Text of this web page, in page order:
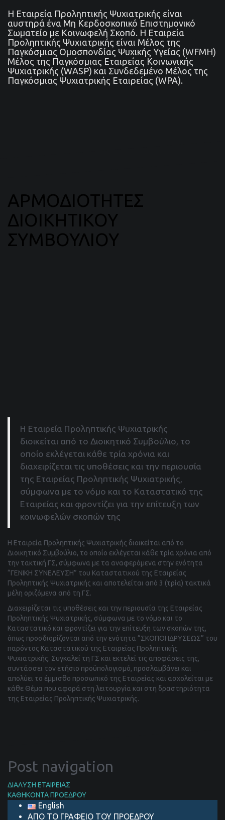
Η Εταιρεία Προληπτικής Ψυχιατρικής είναι
αυστηρά ένα Μη Κερδοσκοπικό Επιστημονικό
Σωματείο με Κοινωφελή Σκοπό. Η Εταιρεία
Προληπτικής Ψυχιατρικής είναι Μέλος της
Παγκόσμιας Ομοσπονδίας Ψυχικής Υγείας (WFMH)
Μέλος της Παγκόσμιας Εταιρείας Κοινωνικής
Ψυχιατρικής (WASP) και Συνδεδεμένο Μέλος της
Παγκόσμιας Ψυχιατρικής Εταιρείας (WPA).
ΑΡΜΟΔΙΟΤΗΤΕΣ
ΔΙΟΙΚΗΤΙΚΟΥ
ΣΥΜΒΟΥΛΙΟΥ
Η Εταιρεία Προληπτικής Ψυχιατρικής
διοικείται από το Διοικητικό Συμβούλιο, το
οποίο εκλέγεται κάθε τρία χρόνια και
διαχειρίζεται τις υποθέσεις και την περιουσία
της Εταιρείας Προληπτικής Ψυχιατρικής,
σύμφωνα με το νόμο και το Καταστατικό της
Εταιρείας και φροντίζει για την επίτευξη των
κοινωφελών σκοπών της
Η Εταιρεία Προληπτικής Ψυχιατρικής διοικείται από το
Διοικητικό Συμβούλιο, το οποίο εκλέγεται κάθε τρία χρόνια από
την τακτική ΓΣ, σύμφωνα με τα αναφερόμενα στην ενότητα
“ΓΕΝΙΚΗ ΣΥΝΕΛΕΥΣΗ” του Καταστατικού της Εταιρείας
Προληπτικής Ψυχιατρικής και αποτελείται από 3 (τρία) τακτικά
μέλη οριζόμενα από τη ΓΣ.
Διαχειρίζεται τις υποθέσεις και την περιουσία της Εταιρείας
Προληπτικής Ψυχιατρικής, σύμφωνα με το νόμο και το
Καταστατικό και φροντίζει για την επίτευξη των σκοπών της,
όπως προσδιορίζονται από την ενότητα “ΣΚΟΠΟΙ ΙΔΡΥΣΕΩΣ” του
παρόντος Καταστατικού της Εταιρείας Προληπτικής
Ψυχιατρικής. Συγκαλεί τη ΓΣ και εκτελεί τις αποφάσεις της,
συντάσσει τον ετήσιο προϋπολογισμό, προσλαμβάνει και
απολύει το έμμισθο προσωπικό της Εταιρείας και ασχολείται με
κάθε Θέμα που αφορά στη λειτουργία και στη δραστηριότητα
της Εταιρείας Προληπτικής Ψυχιατρικής.
Post navigation
ΔΙΑΛΥΣΗ ΕΤΑΙΡΕΙΑΣ
ΚΑΘΗΚΟΝΤΑ ΠΡΟΕΔΡΟΥ
English
ΑΠΟ ΤΟ ΓΡΑΦΕΙΟ ΤΟΥ ΠΡΟΕΔΡΟΥ